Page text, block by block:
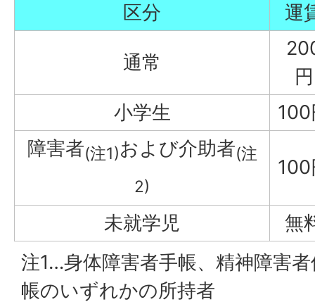
区分
運
通常
円
小学生
100
障害者(注1)および介助者(注
2)
100
未就学児
無
注1…身体障害者手帳、精神障害
帳のいずれかの所持者